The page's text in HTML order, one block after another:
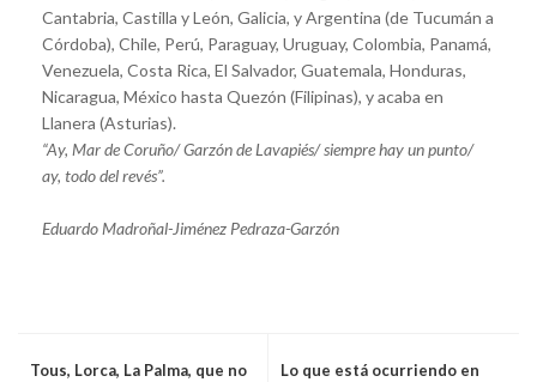
Cantabria, Castilla y León, Galicia, y Argentina (de Tucumán a
Córdoba), Chile, Perú, Paraguay, Uruguay, Colombia, Panamá,
Venezuela, Costa Rica, El Salvador, Guatemala, Honduras,
Nicaragua, México hasta Quezón (Filipinas), y acaba en
Llanera (Asturias).
“Ay, Mar de Coruño/ Garzón de Lavapiés/ siempre hay un punto/
ay, todo del revés”.
Eduardo Madroñal-Jiménez Pedraza-Garzón
Tous, Lorca, La Palma, que no
Lo que está ocurriendo en